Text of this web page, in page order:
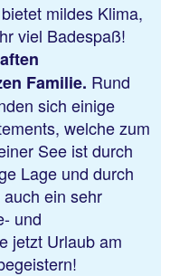
mildes Klima,
viel Badespaß!
Familie. Rund
sich einige
welche zum
See ist durch
Lage und durch
ein sehr
und
jetzt Urlaub am